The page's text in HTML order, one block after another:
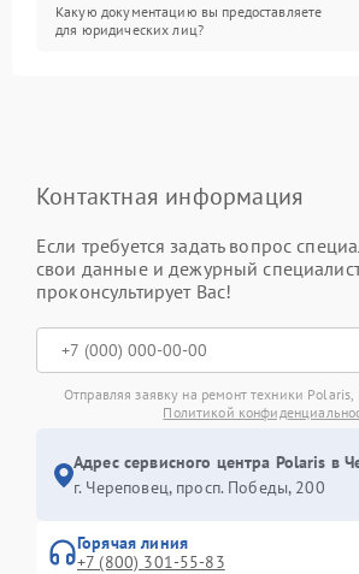
Какую документацию вы предоставляете
для юридических лиц?
Контактная информация
Если требуется задать вопрос
свои данные и дежурный
проконсультирует Вас!
Отправляя заявку на ремонт техники Polaris,
Политикой
Адрес сервисного центра Polaris в
г. Череповец, просп. Победы, 200
Горячая линия
+7 (800) 301-55-83